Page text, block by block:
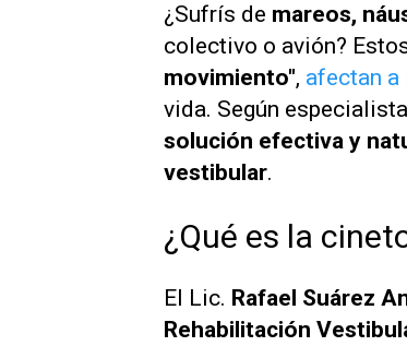
¿Sufrís de mareos,
colectivo o avión?
movimiento", afectan a
vida. Según
solución efectiva y
vestibular.
¿Qué es la
El Lic. Rafael Suárez
Rehabilitación